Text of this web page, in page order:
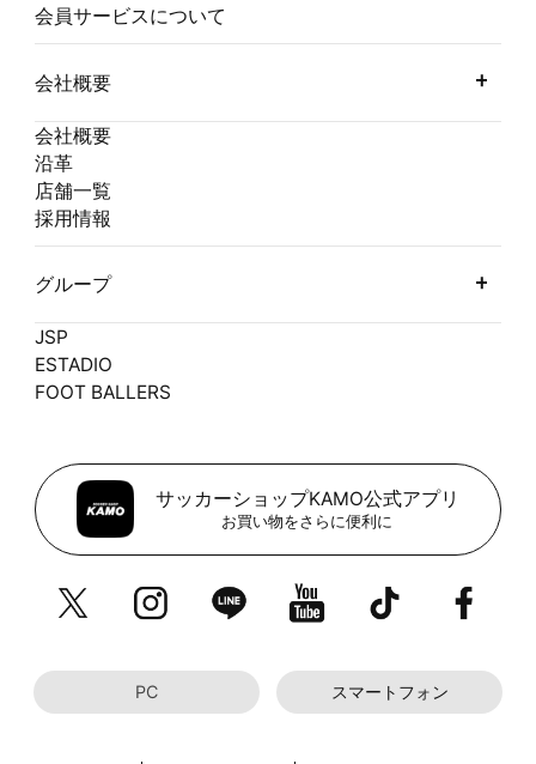
会員サービスについて
会社概要
会社概要
沿革
店舗一覧
採用情報
グループ
JSP
ESTADIO
FOOT BALLERS
サッカーショップKAMO公式アプリ
お買い物をさらに便利に
PC スマートフォン